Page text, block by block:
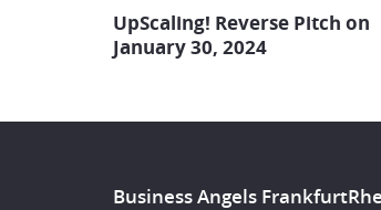
UpScaling! Reverse Pitch on
January 30, 2024
Business Angels